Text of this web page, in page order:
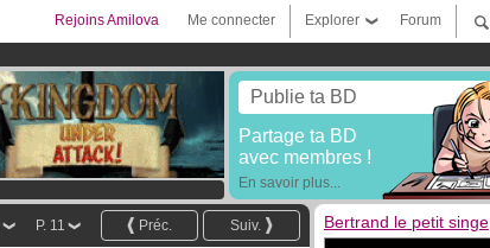
Forum
Explorer
Me connecter
Rejoins Amilova
Publie ta BD
Partage ta BD
avec membres !
En savoir plus...
Suiv.
Préc.
P. 11 Bertrand le petit singe